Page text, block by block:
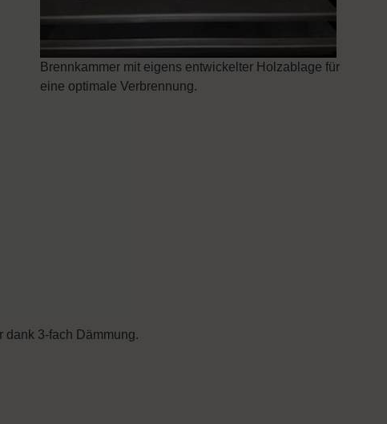
Brennkammer mit eigens entwickelter Holzablage für
eine optimale Verbrennung.
dank 3-fach Dämmung.